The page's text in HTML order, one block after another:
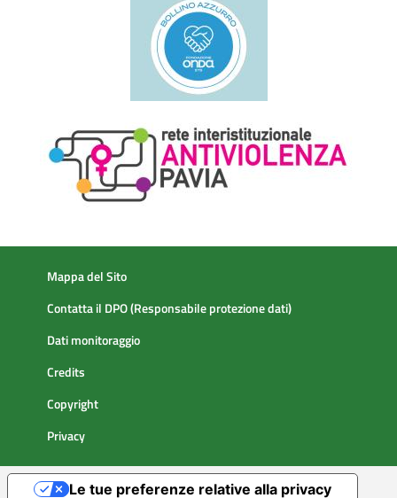
Mappa del Sito
Contatta il DPO (Responsabile protezione dati)
Dati monitoraggio
Credits
Copyright
Privacy
Le tue preferenze relative alla privacy